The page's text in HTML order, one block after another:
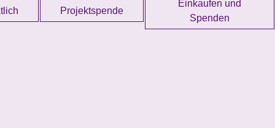
Projektspende
Einkaufen und
Spenden